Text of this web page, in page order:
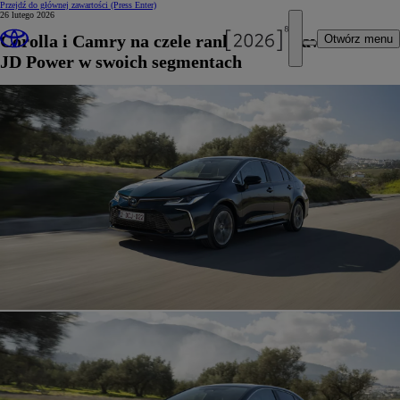
Przejdź do głównej zawartości (Press Enter)
Otwórz menu
26 lutego 2026
Corolla i Camry na czele rankingu niezawodności
JD Power w swoich segmentach